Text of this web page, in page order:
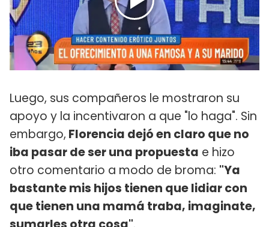
Luego, sus compañeros le mostraron su
apoyo y la incentivaron a que "lo haga". Sin
embargo, Florencia dejó en claro que no
iba pasar de ser una propuesta e hizo
otro comentario a modo de broma: "Ya
bastante mis hijos tienen que lidiar con
que tienen una mamá traba, imaginate,